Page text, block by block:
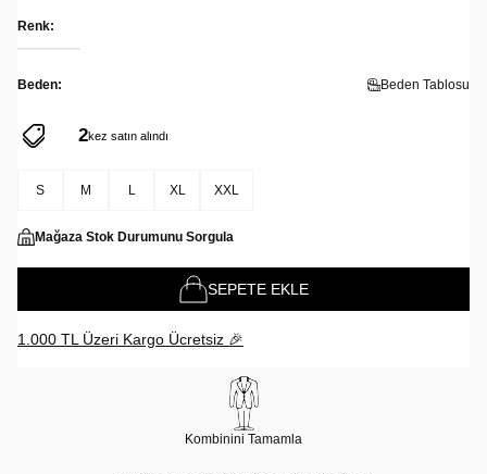
Renk:
Beden: Beden Tablosu
2kez satın alındı
16kez sepete eklendi
S M L XL XXL
Mağaza Stok Durumunu Sorgula
SEPETE EKLE
1.000 TL Üzeri Kargo Ücretsiz 🎉
Kombinini Tamamla